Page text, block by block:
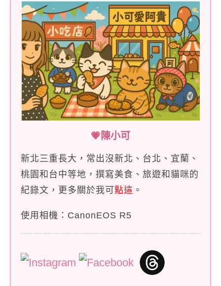
💗陳小可
新北三重長大，常出沒新北、台北、宜蘭、
桃園和台中等地，撰寫美食、旅遊和貓咪的
紀錄文，更多關於我可 點這 。
使用相機：CanonEOS R5